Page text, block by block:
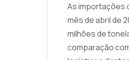
As importações
mês de abril de
milhões de
comparação